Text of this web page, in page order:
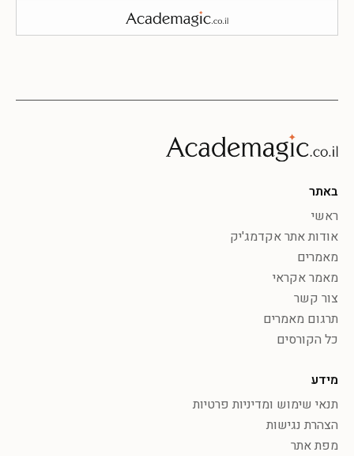
באתר
ראשי
אודות אתר אקדמג'יק
מאמרים
מאמר אקראי
צור קשר
תרגום מאמרים
כל הקורסים
מידע
תנאי שימוש ומדיניות פרטיות
הצהרת נגישות
מפת אתר